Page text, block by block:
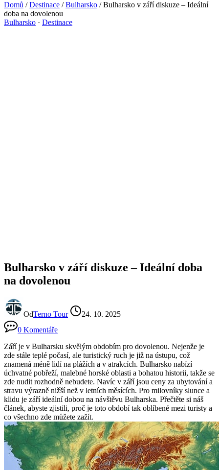
Domů / Destinace / Bulharsko / Bulharsko v září diskuze – Ideální
doba na dovolenou
Bulharsko · Destinace
Bulharsko v září diskuze – Ideální doba
na dovolenou
OdTerno Tour
24. 10. 2025
0 Komentáře
Září je v Bulharsku skvělým obdobím pro dovolenou. Nejenže je
zde stále teplé počasí, ale turistický ruch je již na ústupu, což
znamená méně lidí na plážích a v atrakcích. Bulharsko nabízí
úchvatné pobřeží, malebné horské oblasti a bohatou historii, takže se
zde nudit rozhodně nebudete. Navíc v září jsou ceny za ubytování a
stravu výrazně nižší než v letních měsících. Pro milovníky slunce a
klidu je září ideální dobou na návštěvu Bulharska. Přečtěte si náš
článek, abyste zjistili, proč je toto období tak oblíbené mezi turisty a
co všechno zde můžete zažít.